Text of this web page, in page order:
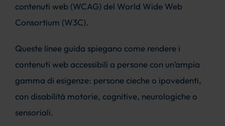
contenuti web (WCAG) del World Wide Web
Consortium (W3C).
Queste linee guida spiegano come rendere i
contenuti web accessibili a persone con un’ampia
gamma di esigenze: persone cieche o ipovedenti,
con disabilità motorie, cognitive, neurologiche o
sensoriali.